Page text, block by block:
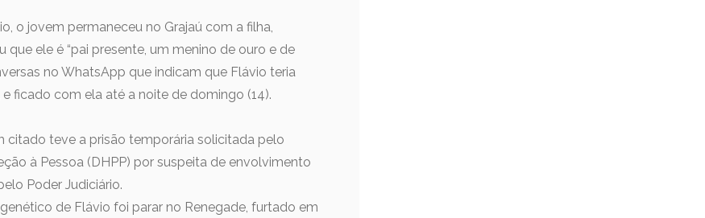
o jovem permaneceu no Grajaú com a filha,
ele é “pai presente, um menino de ouro e de
no WhatsApp que indicam que Flávio teria
ficado com ela até a noite de domingo (14).
citado teve a prisão temporária solicitada pelo
à Pessoa (DHPP) por suspeita de envolvimento
Poder Judiciário.
de Flávio foi parar no Renegade, furtado em